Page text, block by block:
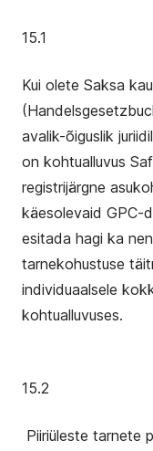
15.1
Kui olete Saksa
avalik-õiguslik
on kohtualluvus
registrijärgne
käesolevaid GPC-
esitada hagi ka
tarnekohustuse
individuaalsele
kohtualluvuses.
15.2
Piiriüleste tarnete